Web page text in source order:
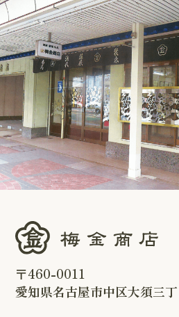
〒460-0011
愛知県名古屋市中区大須三